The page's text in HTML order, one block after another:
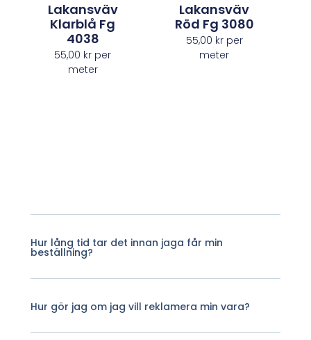
Lakansväv
Klarblå Fg
4038
55,00 kr per
meter
Lakansväv
Röd Fg 3080
55,00 krper
meter
Hur lång tid tar det innan jaga får min
beställning?
Hur gör jag om jag vill reklamera min vara?